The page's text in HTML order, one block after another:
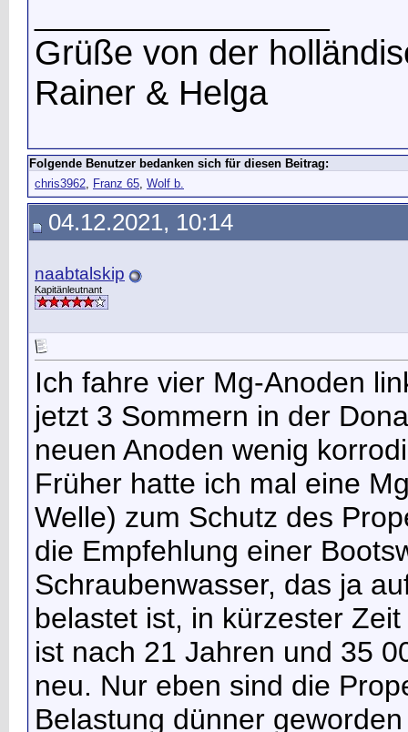
Grüße von der
Rainer & Helga
Folgende Benutzer bedanken sich für diesen Beitrag:
chris3962, Franz 65, Wolf b.
04.12.2021, 10:14
naabtalskip
Kapitänleutnant
Ich fahre vier Mg-Anoden
jetzt 3 Sommern in der
neuen Anoden wenig
Früher hatte ich mal eine
Welle) zum Schutz des
die Empfehlung einer
Schraubenwasser, das ja
belastet ist, in kürzester
ist nach 21 Jahren und 35
neu. Nur eben sind die
Belastung dünner